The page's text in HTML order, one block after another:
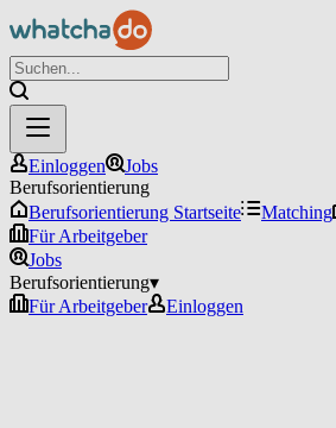
Einloggen
Jobs
Berufsorientierung
Berufsorientierung Startseite
Matching
Für Arbeitgeber
Jobs
Berufsorientierung▾
Für Arbeitgeber
Einloggen